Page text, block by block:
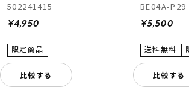
502241415
¥4,950
比較する
BE04A-P29
¥5,500
比較する